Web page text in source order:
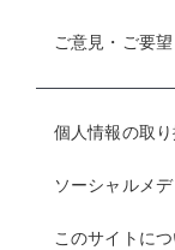
ご意見・ご要望
個人情報の取
ソーシャルメ
このサイトにつ